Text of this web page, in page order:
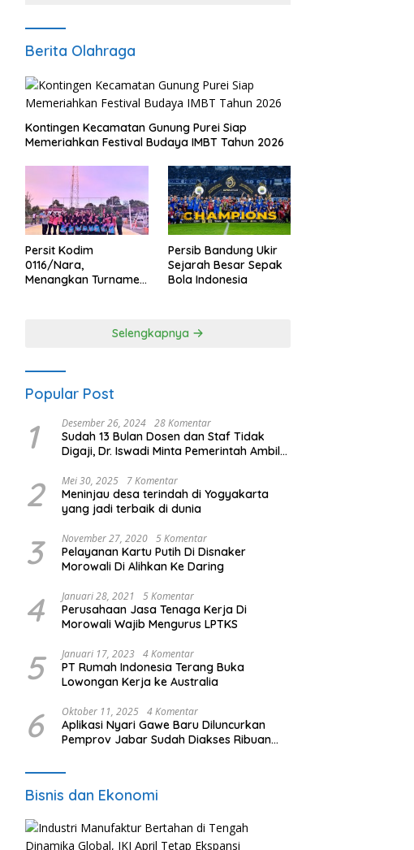
Berita Olahraga
Kontingen Kecamatan Gunung Purei Siap
Memeriahkan Festival Budaya IMBT Tahun 2026
Persit Kodim
0116/Nara,
Menangkan Turnamen
Persib Bandung Ukir
Sejarah Besar Sepak
Bola Indonesia
Selengkapnya
Popular Post
1 Desember 26, 2024 28 Komentar
Sudah 13 Bulan Dosen dan Staf Tidak
Digaji, Dr. Iswadi Minta Pemerintah Ambil
2 Mei 30, 2025 7 Komentar
Meninjau desa terindah di Yogyakarta
yang jadi terbaik di dunia
3 November 27, 2020 5 Komentar
Pelayanan Kartu Putih Di Disnaker
Morowali Di Alihkan Ke Daring
4 Januari 28, 2021 5 Komentar
Perusahaan Jasa Tenaga Kerja Di
Morowali Wajib Mengurus LPTKS
5 Januari 17, 2023 4 Komentar
PT Rumah Indonesia Terang Buka
Lowongan Kerja ke Australia
6 Oktober 11, 2025 4 Komentar
Aplikasi Nyari Gawe Baru Diluncurkan
Pemprov Jabar Sudah Diakses Ribuan
Bisnis dan Ekonomi